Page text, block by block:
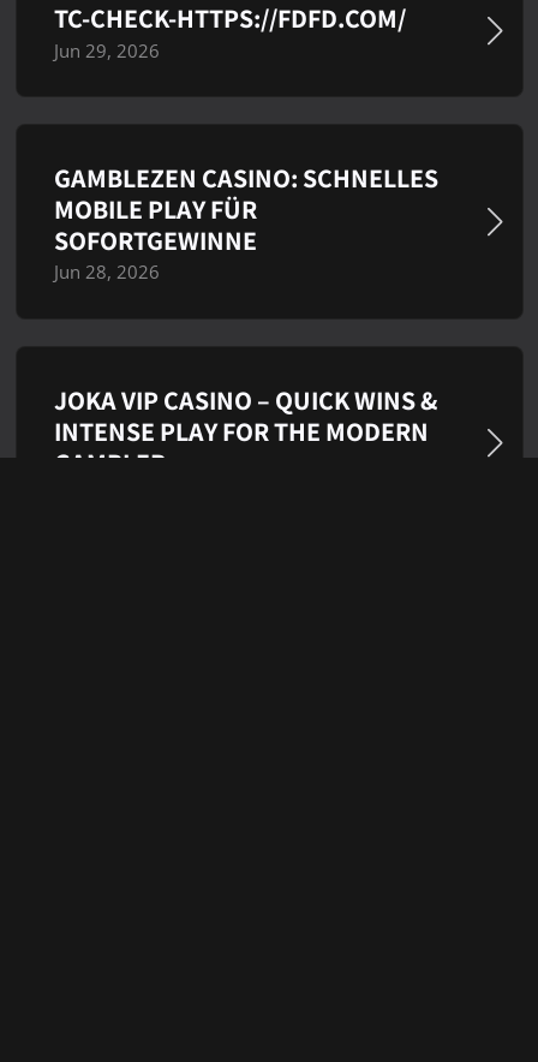
TC-CHECK-HTTPS://FDFD.COM/
Jun 29, 2026
GAMBLEZEN CASINO: SCHNELLES
MOBILE PLAY FÜR
SOFORTGEWINNE
Jun 28, 2026
JOKA VIP CASINO – QUICK WINS &
INTENSE PLAY FOR THE MODERN
GAMBLER